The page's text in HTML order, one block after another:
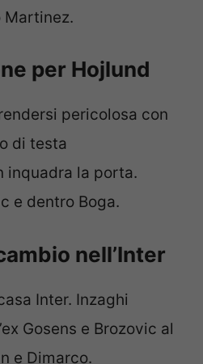
Martinez.
per Hojlund
pericolosa con
di testa
inquadra la porta.
e dentro Boga.
nell’Inter
Inter. Inzaghi
Gosens e Brozovic al
e Dimarco.